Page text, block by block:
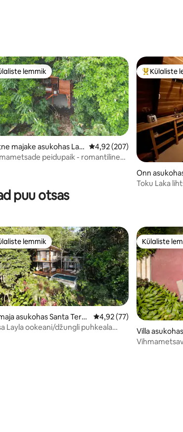
4,89/5, 177 hinnangut
5/5, 51 hinnangut
lemmik
lemmik
majake asukohas La F Keskmine hinnang 4,92/5,
4,92 (207)
peidupaik - romantiline
Külaliste
Külaliste
Onn
Toku Laka
puu otsas
4,99/5, 168 hinnangut
lemmik
lemmik
asukohas Santa Teres
Keskmine hinnang 4,92/
4,92 (77)
Layla ookeani/džungli puhkeala
Külaliste
Külaliste
Villa
e Talamanca